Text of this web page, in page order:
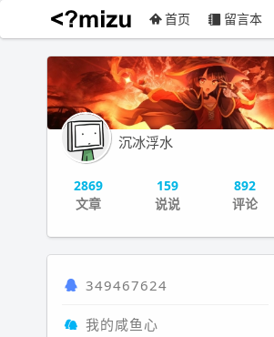
沉冰浮水 首页 留言本
沉冰浮水
2869
文章
159
说说
892
评论
349467624
我的咸鱼心